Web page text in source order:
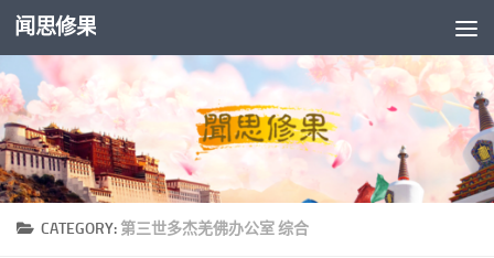
Skip to content
闻思修果
CATEGORY: 第三世多杰羌佛办公室 综合